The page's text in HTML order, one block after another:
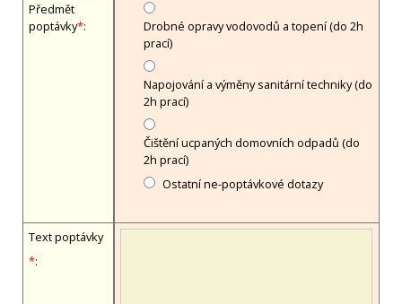
Předmět
poptávky*:
Drobné opravy vodovodů a topení (do 2h
prací)
Napojování a výměny sanitární techniky (do
2h prací)
Čištění ucpaných domovních odpadů (do
2h prací)
Ostatní ne-poptávkové dotazy
Text poptávky
*: